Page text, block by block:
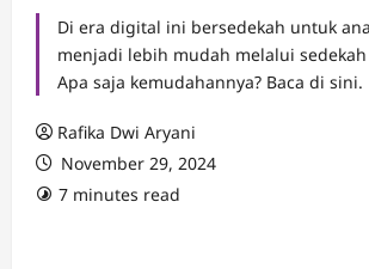
Di era digital ini bersedekah untuk
menjadi lebih mudah melalui
Apa saja kemudahannya? Baca di sini.
Rafika Dwi Aryani
November 29, 2024
7 minutes read